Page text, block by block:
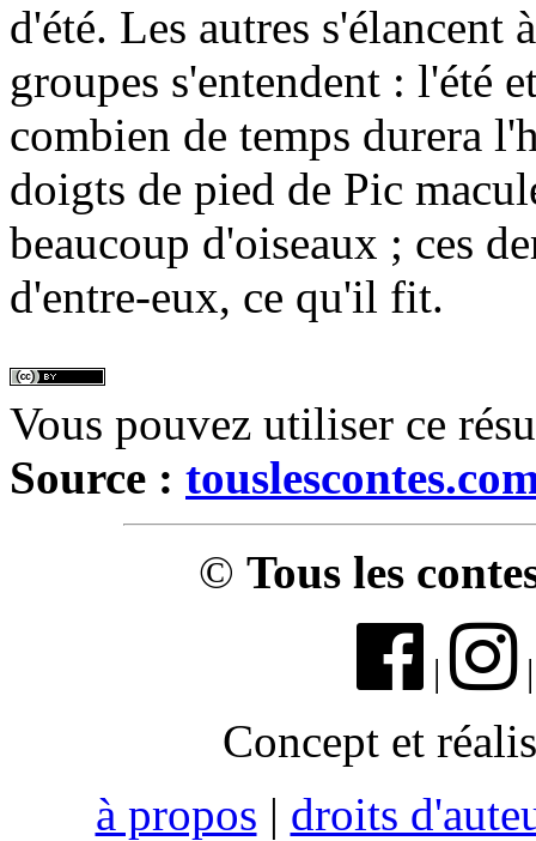
d'été. Les autres s'élancent
groupes s'entendent : l'été
combien de temps durera
doigts de pied de Pic
beaucoup d'oiseaux ; ces
d'entre-eux, ce qu'il fit.
Vous pouvez utiliser ce
Source :
© Tous les
|
Concept et
à propos | droits